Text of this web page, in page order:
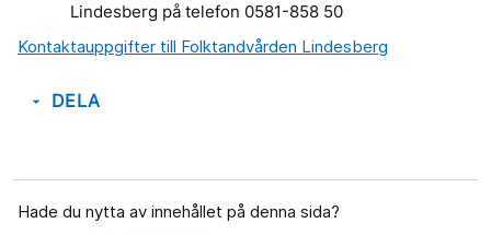
Lindesberg på telefon 0581-858 50
Kontaktauppgifter till Folktandvården Lindesberg
arrow_drop_down DELA
Hade du nytta av innehållet på denna sida?